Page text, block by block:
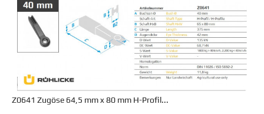
Z0641 Zugöse 64,5 mm x 80 mm H-Profil...